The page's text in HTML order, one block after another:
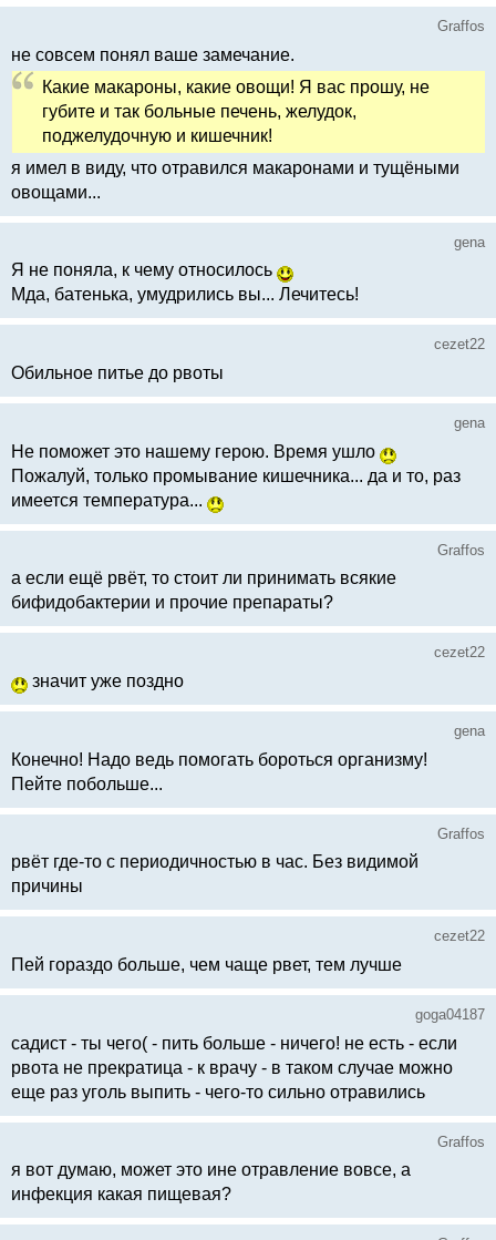
Graffos
не совсем понял ваше замечание.
Какие макароны, какие овощи! Я вас прошу, не
губите и так больные печень, желудок,
поджелудочную и кишечник!
я имел в виду, что отравился макаронами и тущёными
овощами...
gena
Я не поняла, к чему относилось
Мда, батенька, умудрились вы... Лечитесь!
cezet22
Обильное питье до рвоты
gena
Не поможет это нашему герою. Время ушло
Пожалуй, только промывание кишечника... да и то, раз
имеется температура...
Graffos
а если ещё рвёт, то стоит ли принимать всякие
бифидобактерии и прочие препараты?
cezet22
значит уже поздно
gena
Конечно! Надо ведь помогать бороться организму!
Пейте побольше...
Graffos
рвёт где-то с периодичностью в час. Без видимой
причины
cezet22
Пей гораздо больше, чем чаще рвет, тем лучше
goga04187
садист - ты чего( - пить больше - ничего! не есть - если
рвота не прекратица - к врачу - в таком случае можно
еще раз уголь выпить - чего-то сильно отравились
Graffos
я вот думаю, может это ине отравление вовсе, а
инфекция какая пищевая?